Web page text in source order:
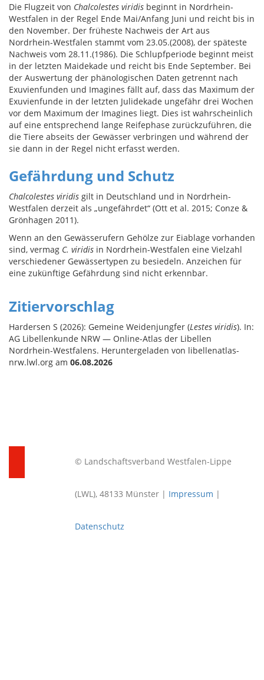
Die Flugzeit von Chalcolestes viridis beginnt in Nordrhein-
Westfalen in der Regel Ende Mai/Anfang Juni und reicht bis in
den November. Der früheste Nachweis der Art aus
Nordrhein-Westfalen stammt vom 23.05.(2008), der späteste
Nachweis vom 28.11.(1986). Die Schlupfperiode beginnt meist
in der letzten Maidekade und reicht bis Ende September. Bei
der Auswertung der phänologischen Daten getrennt nach
Exuvienfunden und Imagines fällt auf, dass das Maximum der
Exuvienfunde in der letzten Julidekade ungefähr drei Wochen
vor dem Maximum der Imagines liegt. Dies ist wahrscheinlich
auf eine entsprechend lange Reifephase zurückzuführen, die
die Tiere abseits der Gewässer verbringen und während der
sie dann in der Regel nicht erfasst werden.
Gefährdung und Schutz
Chalcolestes viridis gilt in Deutschland und in Nordrhein-
Westfalen derzeit als „ungefährdet“ (Ott et al. 2015; Conze &
Grönhagen 2011).
Wenn an den Gewässerufern Gehölze zur Eiablage vorhanden
sind, vermag C. viridis in Nordrhein-Westfalen eine Vielzahl
verschiedener Gewässertypen zu besiedeln. Anzeichen für
eine zukünftige Gefährdung sind nicht erkennbar.
Zitiervorschlag
Hardersen S (2026): Gemeine Weidenjungfer (Lestes viridis). In:
AG Libellenkunde NRW — Online-Atlas der Libellen
Nordrhein-Westfalens. Heruntergeladen von libellenatlas-
nrw.lwl.org am 06.08.2026
© Landschaftsverband Westfalen-Lippe
(LWL), 48133 Münster | Impressum |
Datenschutz